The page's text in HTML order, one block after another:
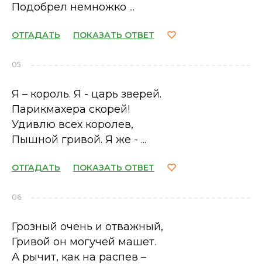
Подобрел немножко ...
ОТГАДАТЬ ПОКАЗАТЬ ОТВЕТ
05
Я – король. Я - царь зверей.
Парикмахера скорей!
Удивлю всех королев,
Пышной гривой. Я же - ...
ОТГАДАТЬ ПОКАЗАТЬ ОТВЕТ
06
Грозный очень и отважный,
Гривой он могучей машет.
А рычит, как на распев –